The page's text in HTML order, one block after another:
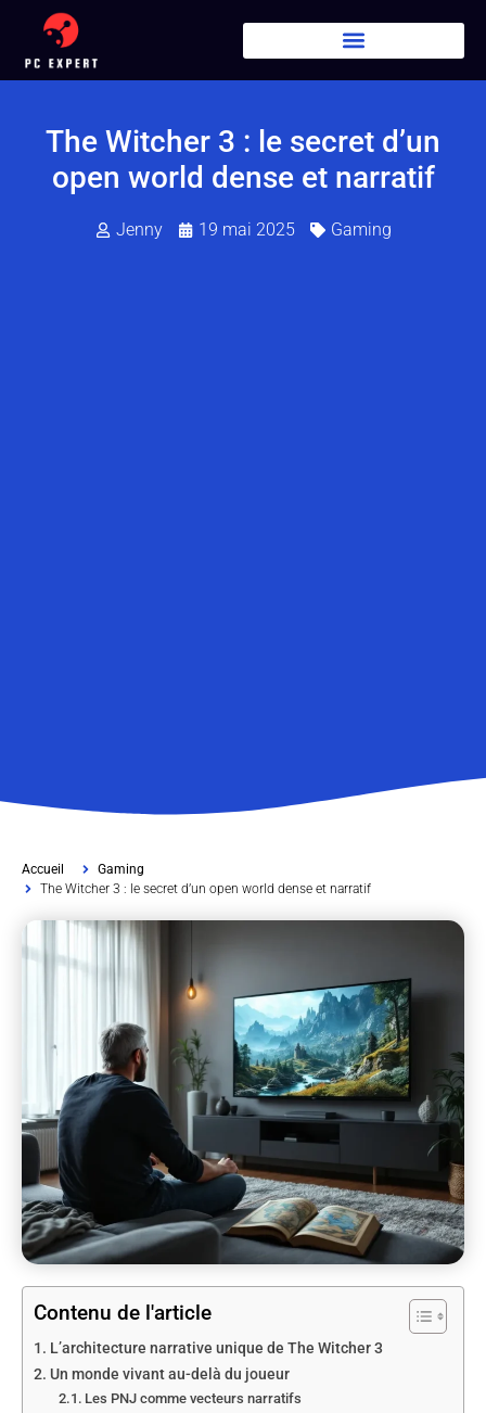
The Witcher 3 : le secret d’un
open world dense et narratif
Jenny 19 mai 2025 Gaming
Accueil
Gaming
The Witcher 3 : le secret d’un open world dense et narratif
Contenu de l'article
L’architecture narrative unique de The Witcher 3
Un monde vivant au-delà du joueur
Les PNJ comme vecteurs narratifs